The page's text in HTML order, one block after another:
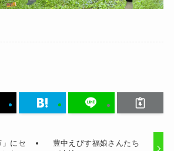
」にセ
豊中えびす福娘さんたち